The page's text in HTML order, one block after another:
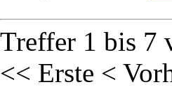
Treffer 1 bis 7
<< Erste <